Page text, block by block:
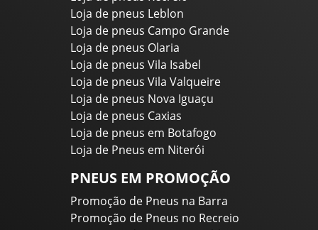
Loja de pneus Leblon
Loja de pneus Campo Grande
Loja de pneus Olaria
Loja de pneus Vila Isabel
Loja de pneus Vila Valqueire
Loja de pneus Nova Iguaçu
Loja de pneus Caxias
Loja de pneus em Botafogo
Loja de Pneus em Niterói
PNEUS EM PROMOÇÃO
Promoção de Pneus na Barra
Promoção de Pneus no Recreio